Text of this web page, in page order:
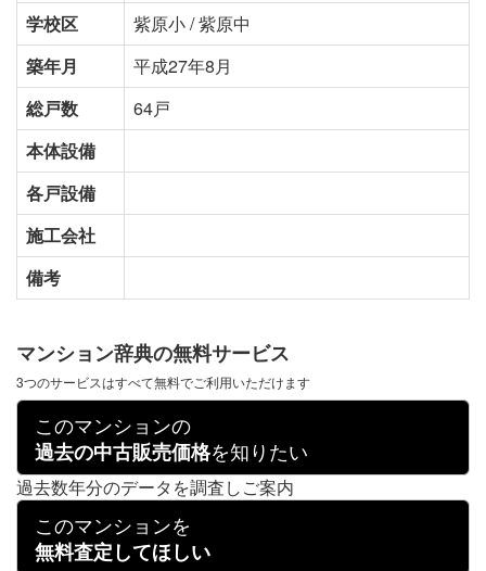
学校区
紫原小 / 紫原中
築年月
平成27年8月
総戸数
64戸
本体設備
各戸設備
施工会社
備考
マンション辞典の無料サービス
3つのサービスはすべて無料でご利用いただけます
このマンションの
過去の中古販売価格を知りたい
過去数年分のデータを調査しご案内
このマンションを
無料査定してほしい